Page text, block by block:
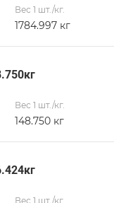
Вес 1 шт./кг.
1784.997 кг
Вес 1 шт./кг.
148.750 кг
Вес 1 шт./кг.